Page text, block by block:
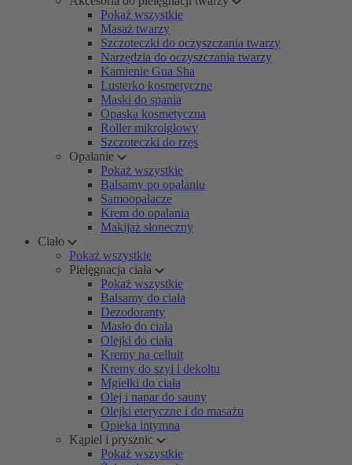
Pokaż wszystkie
Masaż twarzy
Szczoteczki do oczyszczania twarzy
Narzędzia do oczyszczania twarzy
Kamienie Gua Sha
Lusterko kosmetyczne
Maski do spania
Opaska kosmetyczna
Roller mikroigłowy
Szczoteczki do rzęs
Opalanie
Pokaż wszystkie
Balsamy po opalaniu
Samoopalacze
Krem do opalania
Makijaż słoneczny
Ciało
Pokaż wszystkie
Pielęgnacja ciała
Pokaż wszystkie
Balsamy do ciała
Dezodoranty
Masło do ciała
Olejki do ciała
Kremy na celluit
Kremy do szyi i dekoltu
Mgiełki do ciała
Olej i napar do sauny
Olejki eteryczne i do masażu
Opieka intymna
Kąpiel i prysznic
Pokaż wszystkie